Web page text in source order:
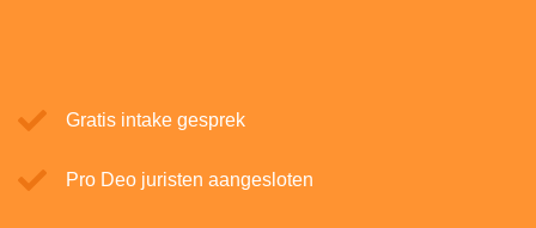
Gratis intake gesprek
Pro Deo juristen aangesloten